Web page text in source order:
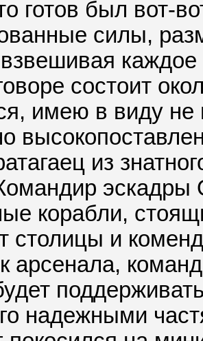
готов был вот-
силы,
каждое
состоит
имею в виду
из
корабли,
столицы и
арсенала,
надежными